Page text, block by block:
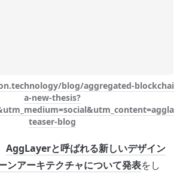
blog/aggregated-blockchains-
a-new-thesis?
teaser-blog
AggLayerと呼ばれる新しいデザイン
ンアーキテクチャについて発表をし